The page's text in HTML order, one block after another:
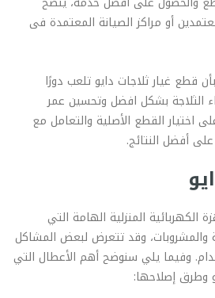
أو مراكز الصيانة المعتمدة فى
قطع غيار ثلاجات دايو تلعب دورًا
الثلاجة بشكل افضل وتحسين عمر
اختيار القطع الأصلية والتعامل مع
أفضل النتائج.
الكهربائية المنزلية الهامة التي
وقد تتعرض لبعض المشاكل
وفيما يلي سنوضح أهم الأعطال التي
وطرق إصلاحها: